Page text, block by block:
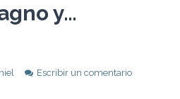
y…
Escribir un comentario